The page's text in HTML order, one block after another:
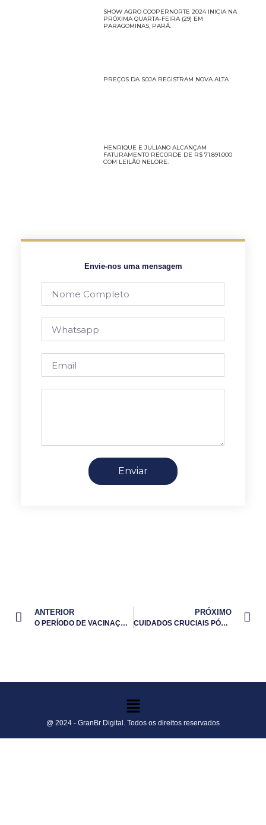
SHOW AGRO COOPERNORTE 2024 INICIA NA
PRÓXIMA QUARTA-FEIRA (29) EM
PARAGOMINAS, PARÁ.
PREÇOS DA SOJA REGISTRAM NOVA ALTA
HENRIQUE E JULIANO ALCANÇAM
FATURAMENTO RECORDE DE R$ 71.891.000
COM LEILÃO NELORE.
Envie-nos uma mensagem
Enviar
ANTERIOR
O PERÍODO DE VACINAÇÃO CONTRA A BRUCELOSE NO PRIMEIRO SEMESTRE TERMINA EM 31 DE MAIO
PRÓXIMO
CUIDADOS CRUCIAIS PÓS-TRATAMENTO DE BICO EM AVES
@ 2024 - GranBr Digital. Todos os direitos reservados